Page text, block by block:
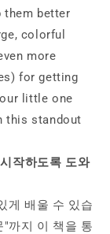
them better
colorful
more
for getting
little one
this standout
작하도록 도와
게 배울 수 있습
까지 이 책을 통